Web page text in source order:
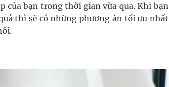
của bạn trong thời gian vừa qua. Khi bạn
thì sẽ có những phương án tối ưu nhất